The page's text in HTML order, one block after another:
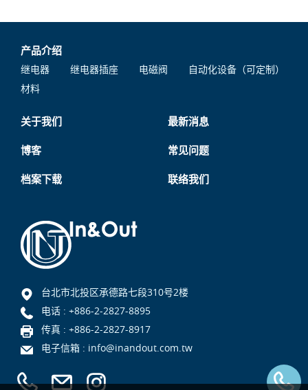
产品介绍
继电器 继电器插座 电磁阀
自动化设备（可定制）
材料
关于我们 最新消息
博客 常见问题
档案下载 联络我们
台北市北投区承德路七段310号2楼
电话 : +886-2-2827-8895
传真 : +886-2-2827-8917
电子信箱 : info@inandout.com.tw